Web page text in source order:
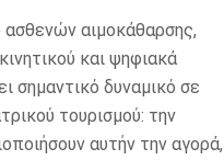
αιμοκάθαρσης,
και ψηφιακά
σημαντικό δυναμικό σε
τουρισμού: την
αυτήν την αγορά,